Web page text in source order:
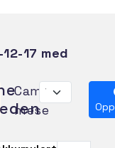
17 med
Cambia
mese